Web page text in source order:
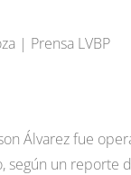
| Prensa LVBP
Álvarez fue
según un reporte